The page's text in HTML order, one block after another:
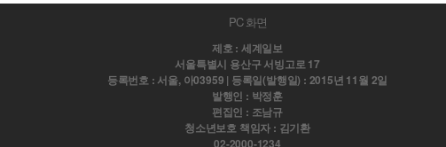
PC 화면
제호 : 세계일보
서울특별시 용산구 서빙고로 17
등록번호 : 서울, 아03959 | 등록일(발행일) : 2015년 11월 2일
발행인 : 박정훈
편집인 : 조남규
청소년보호 책임자 : 김기환
02-2000-1234